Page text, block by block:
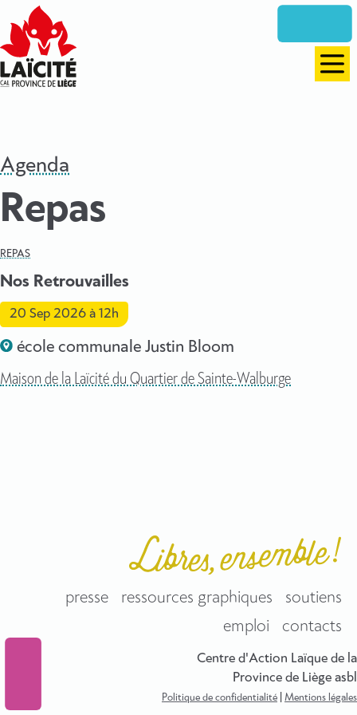
directement
vers
le
contenu
Agenda
Repas
REPAS
Nos Retrouvailles
20 Sep 2026 à 12h
école communale Justin Bloom
Maison de la Laïcité du Quartier de Sainte-Walburge
presse ressources graphiques
soutiens
emploi
contacts
Centre d'Action Laïque de la
Province de Liège asbl
Politique de confidentialité Mentions légales